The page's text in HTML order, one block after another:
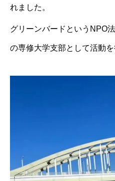
れました。
グリーンバードというNPO
の専修大学支部として活動を